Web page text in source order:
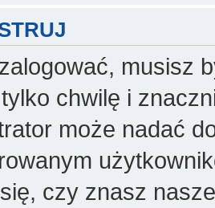
musisz
chwilę i
może nadać
czy znasz